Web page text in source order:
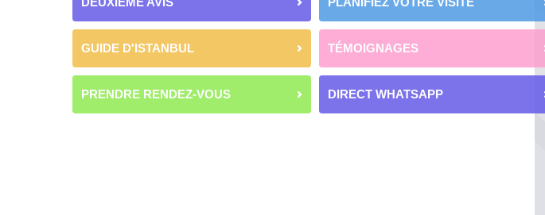
GUIDE D'ISTANBUL TÉMOIGNAGES
PRENDRE RENDEZ-VOUS DIRECT WHATSAPP